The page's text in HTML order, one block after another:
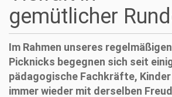
gemütlicher
Im Rahmen unseres
Picknicks begegnen sich seit
pädagogische Fachkräfte, Kinder
immer wieder mit derselben